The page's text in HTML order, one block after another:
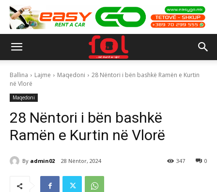
Ballina Lajme Maqedoni
28 Nëntori i bën bashkë Ramën e Kurtin
në Vlorë
Maqedoni
28 Nëntori i bën bashkë
Ramën e Kurtin në Vlorë
By admin02 28 Nëntor, 2024 0
347